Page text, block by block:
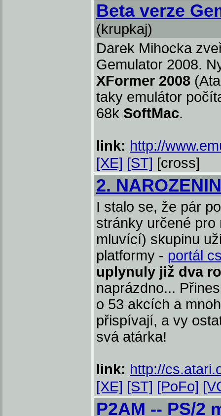
Beta verze
(krupkaj)
Darek Mihocka
Gemulator 2008.
XFormer 2008
taky emulátor
68k SoftMac.
link: http://
[XE] [ST] [cross]
2.
I stalo se, že pár
stránky určené
mluvící) skupinu
platformy - portál
uplynuly již dva
naprázdno...
o 53 akcích a
přispívají, a vy
svá atárka!
link: http://
[XE] [ST] [PoFo]
P2AM -- PS/2